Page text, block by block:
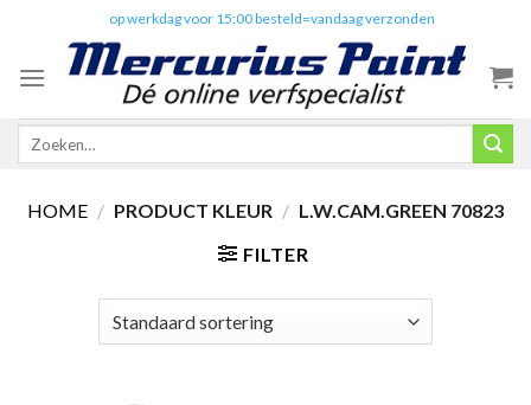
content
op werkdag voor 15:00 besteld=vandaag verzonden
Zoeken
HOME / PRODUCT KLEUR / L.W.CAM.GREEN 70823
FILTER